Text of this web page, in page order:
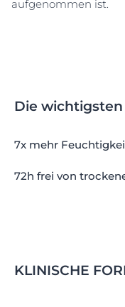
aufgenommen ist.
Die wichtigsten
7x mehr
72h frei von
KLINISCHE